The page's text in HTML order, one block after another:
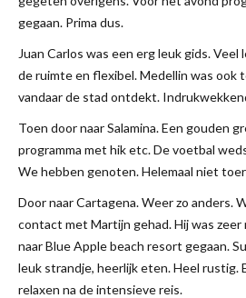
gegaan. Prima dus.
Juan Carlos was een erg leuk gids.
de ruimte en flexibel. Medellin was ook
vandaar de stad ontdekt.
Toen door naar Salamina. Een gouden
programma met hik etc. De voetbal
We hebben genoten. Helemaal niet
Door naar Cartagena. Weer zo anders.
contact met Martijn gehad. Hij was
naar Blue Apple beach resort gegaan.
leuk strandje, heerlijk eten. Heel rustig.
relaxen na de intensieve reis.